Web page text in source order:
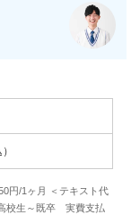
円/1ヶ月 ＜テキスト代
校生～既卒 実費支払